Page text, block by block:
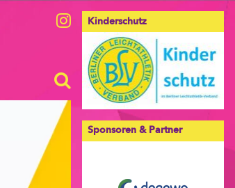
Kinderschutz
Sponsoren & Partner